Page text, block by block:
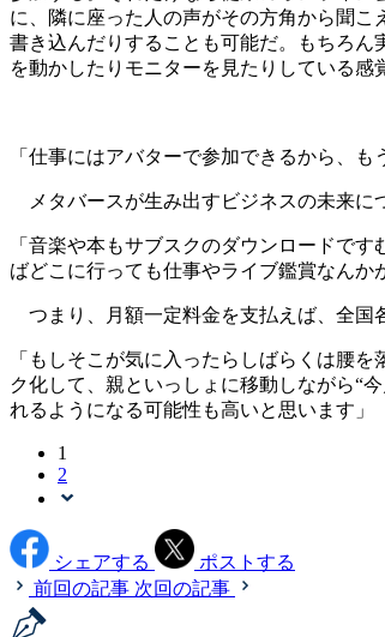
に、隣に座った人の声がその方角から聞
書き込んだりすることも可能だ。もちろ
を動かしたりモニターを見たりしている感
「仕事にはアバターで参加できるから、
メタバースが生み出すビジネスの未来に
「音楽や本もサブスクのダウンロードで
ばどこに行っても仕事やライブ鑑賞なんか
つまり、月額一定料金を支払えば、全国
「もしそこが気に入ったらしばらくは腰
ク化して、親といっしょに移動しながら“
れるようになる可能性も高いと思います」
1
2
シェアする
ポストする
前回の記事 次回の記事